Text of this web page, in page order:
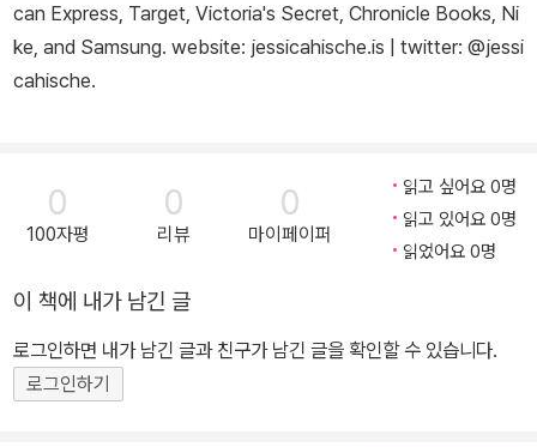
can Express, Target, Victoria's Secret, Chronicle Books, Ni
ke, and Samsung. website: jessicahische.is | twitter: @jessi
cahische.
0
100자평
0
리뷰
0
마이페이퍼
읽고 싶어요 0명
읽고 있어요 0명
읽었어요 0명
이 책에 내가 남긴 글
로그인하면 내가 남긴 글과 친구가 남긴 글을 확인할 수 있습니다.
로그인하기